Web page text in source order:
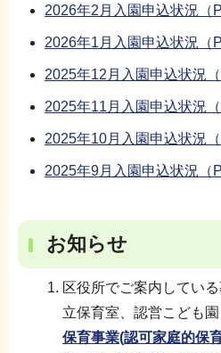
2026年2月入園申込状況（
2026年1月入園申込状況（
2025年12月入園申込状況
2025年11月入園申込状況
2025年10月入園申込状況
2025年9月入園申込状況（
お知らせ
区役所でご案内してい
立保育室、認営こども園
保育事業(認可家庭的保